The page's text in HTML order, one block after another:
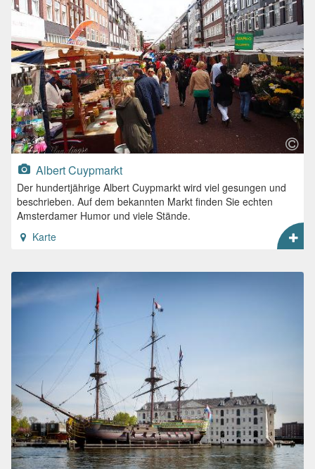
Albert Cuypmarkt
Der hundertjährige Albert Cuypmarkt wird viel gesungen und
beschrieben. Auf dem bekannten Markt finden Sie echten
Amsterdamer Humor und viele Stände.
Karte